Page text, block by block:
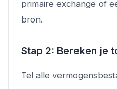
primaire exchange of
bron.
Stap 2: Bereken je
Tel alle